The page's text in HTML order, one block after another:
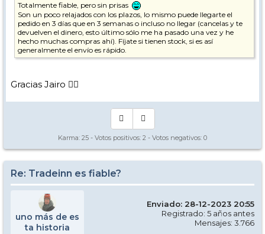
Totalmente fiable, pero sin prisas
Son un poco relajados con los plazos, lo mismo puede llegarte el
pedido en 3 días que en 3 semanas o incluso no llegar (cancelas y te
devuelven el dinero, esto último sólo me ha pasado una vez y he
hecho muchas compras ahí). Fíjate si tienen stock, si es así
generalmente el envío es rápido.
Gracias Jairo 👍🏼
Karma: 25 - Votos positivos: 2 - Votos negativos: 0
Re: Tradeinn es fiable?
uno más de es
ta historia
Enviado: 28-12-2023 20:55
Registrado: 5 años antes
Mensajes: 3.766